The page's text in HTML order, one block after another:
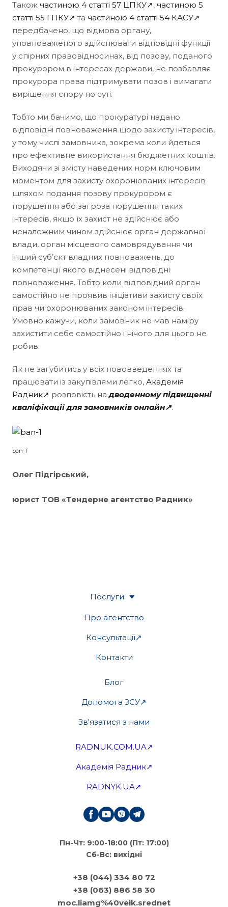
Також частиною 4 статті 57 ЦПКУ↗, частиною 5
статті 55 ГПКУ↗ та частиною 4 статті 54 КАСУ↗
передбачено, що відмова органу,
уповноваженого здійснювати відповідні функції
у спірних правовідносинах, від позову, поданого
прокурором в інтересах держави, не позбавляє
прокурора права підтримувати позов і вимагати
вирішення спору по суті.
Тобто ми бачимо, що прокуратурі надано
відповідні повноваження щодо захисту інтересів,
у тому числі замовника, зокрема коли йдеться
про ефективне використання бюджетних коштів.
Виходячи зі змісту наведених норм ключовим
моментом для захисту охоронюваних інтересів
шляхом подання позову прокурором є
порушення або загроза порушення таких
інтересів, якщо їх захист не здійснює або
неналежним чином здійснює орган державної
влади, орган місцевого самоврядування чи
інший суб’єкт владних повноважень, до
компетенції якого віднесені відповідні
повноваження. Тобто коли відповідний орган
самостійно не проявив ініціативи захисту своїх
прав чи охоронюваних законом інтересів.
Умовно кажучи, коли замовник не мав наміру
захистити себе самостійно і нічого для цього не
робив.
Як не загубитись у всіх нововведеннях та
працювати із закупівлями легко, Академія
Радник↗ розповість надводенному підвищенні
кваліфікації для замовників онлайн↗.
ban-1
Олег Підгірський,
юрист ТОВ «Тендерне агентство Радник»
Послуги
Про агентство
Консультації↗
Контакти
Блог
Допомога ЗСУ↗
Зв'язатися з нами
RADNUK.COM.UA↗
Академія Радник↗
RADNYK.UA↗
Пн-Чт: 9:00-18:00 (Пт: 17:00)
Сб-Вс: вихідні
+38 (044) 334 80 72
+38 (063) 886 58 30
moc.liamg%40veik.srednet